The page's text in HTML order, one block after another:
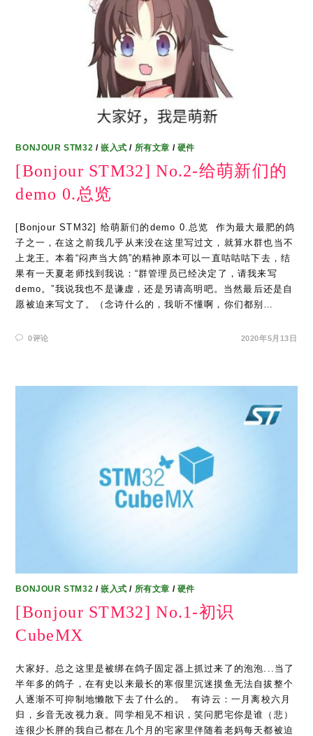
BONJOUR STM32 /嵌入式 / 所有文章 / 硬件
[Bonjour STM32] No.2-给萌新们的
demo 0.总览
[Bonjour STM32] 给萌新们的demo 0.总览 ​ 作为最大最肥的鸽
子之一，在这之前我几乎从来没在这里写过文，就算水群也当不
上龙王。本着“闷声当大鸽”的精神原本可以一直咕咕咕下去，结
果有一天夏老师找到我说：“群管理员已经决定了，请我来写
demo。”我说我也不是谦虚，还是另请高明吧。当然最后还是自
愿被迫来写文了。（念诗什么的，我听不懂啊，你们都别…
0评论 2020年5月13日
BONJOUR STM32 /嵌入式 / 所有文章 / 硬件
[Bonjour STM32] No.1-初识
CubeMX
大家好。总之这里是被绑在鸽子固定器上抓过来了的泡泡...当了
半年多的鸽子，在有史以来最长的寒假里沉迷摸鱼无法自拔整个
人逐渐不可抑制地懒散下去了什么的。 ​ 有诗云：一月离校六月
归，乡音无改视力衰。同学相见不相识，笑问肥宅你是谁（悲）
连很少长胖的我自己都在几个月的宅家里伴随着老妈每天都被迫